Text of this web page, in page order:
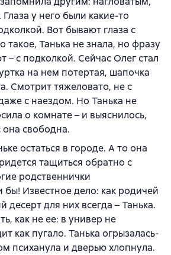
Глаза у него были какие-то
Вот бывают глаза с
такое, Танька не знала, но фразу
– с подколкой. Сейчас Олег стал
на нем потертая, шапочка
Смотрит тяжеловато, не с
с наездом. Но Танька не
о комнате – и выяснилось,
она свободна.
остаться в городе. А то она
тащиться обратно с
родственнички
бы! Известное дело: как родичей
десерт для них всегда – Танька.
как не ее: в универ не
как пугало. Танька огрызалась-
психанула и дверью хлопнула.